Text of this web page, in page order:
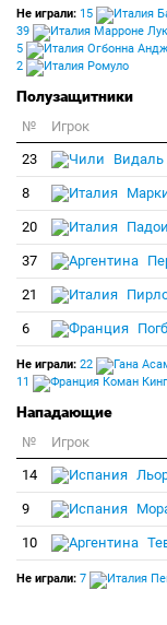
Не играли: 15
39
Марроне
5
Огбонна
2
Ромуло
Полузащитники
№ Игрок
23
Видаль
8
20
37
21
6
Не играли: 22
11
Коман
Нападающие
№ Игрок
14
9
10
Не играли: 7